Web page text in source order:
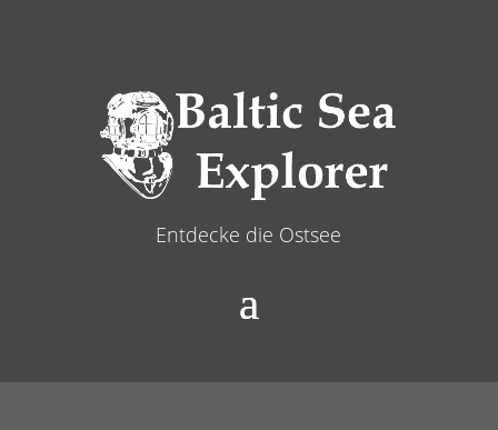
Entdecke die Ostsee